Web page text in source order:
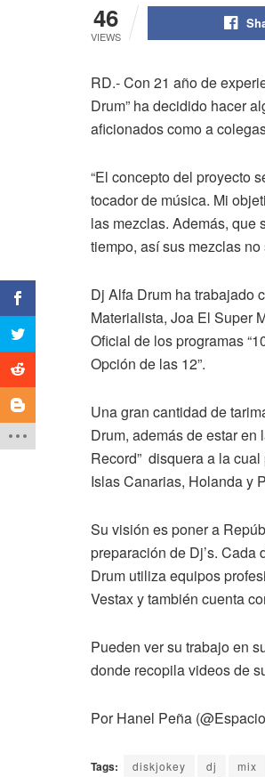
46
VIEWS
RD.- Con 21 año de
Drum” ha decidido hacer
aficionados como a
“El concepto del proyecto
tocador de música. Mi
las mezclas. Además, que
tiempo, así sus mezclas
Dj Alfa Drum ha trabajado
Materialista, Joa El Super
Oficial de los programas
Opción de las 12”.
Una gran cantidad de
Drum, además de estar
Record” disquera a la
Islas Canarias, Holanda y
Su visión es poner a
preparación de Dj’s.
Drum utiliza equipos
Vestax y también cuenta
Pueden ver su trabajo en
donde recopila videos de
Por Hanel Peña
Tags: diskjokey dj mix